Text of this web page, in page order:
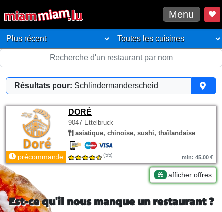
Menu
Résultats pour: Schlindermanderscheid
DORÉ
9047 Ettelbruck
asiatique, chinoise, sushi, thaïlandaise
précommande (55) min: 45.00 €
afficher offres
Est-ce qu'il nous manque un restaurant ?